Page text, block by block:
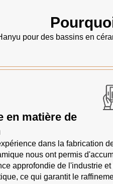
pour des bassins en
en matière de
dans la fabrication
nous ont permis
approfondie de l'industrie et
ce qui garantit le